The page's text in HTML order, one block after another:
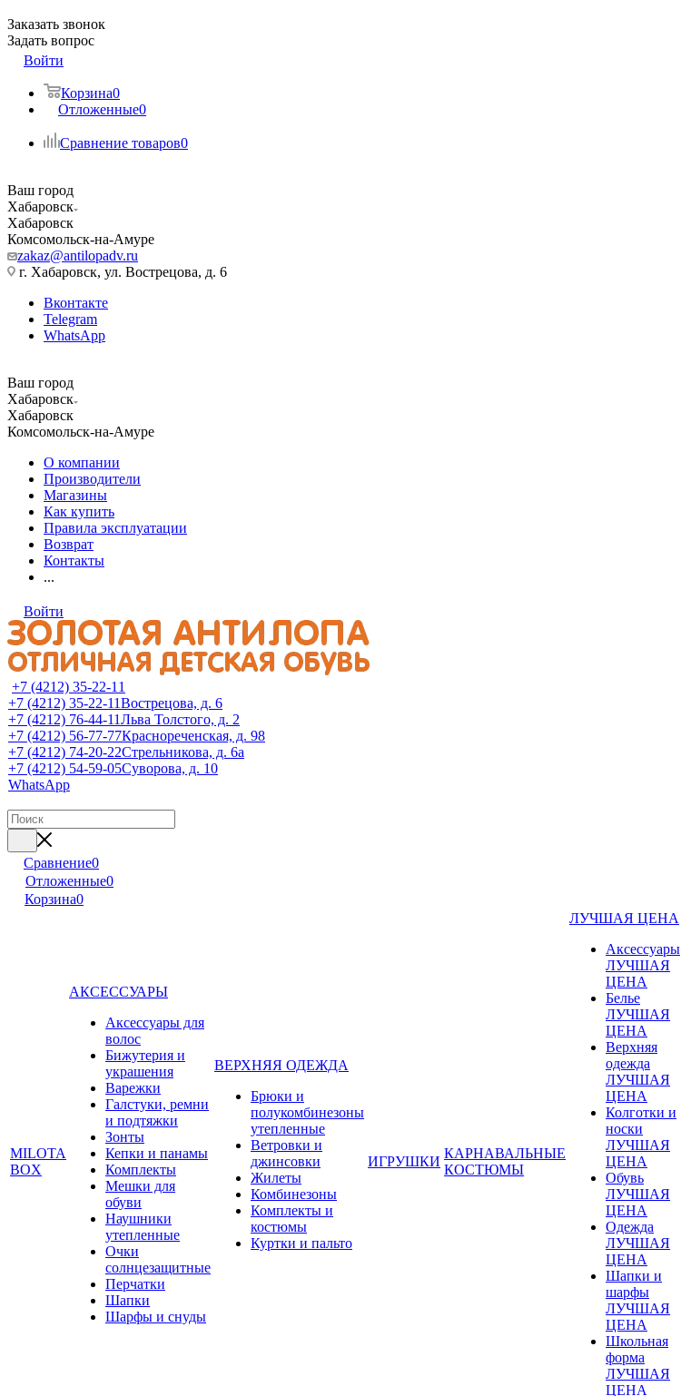
Заказать звонок
Задать вопрос
Войти
Корзина0
Отложенные0
Сравнение товаров0
Ваш город
Хабаровск
Хабаровск
Комсомольск-на-Амуре
zakaz@antilopadv.ru
г. Хабаровск, ул. Вострецова, д. 6
Вконтакте
Telegram
WhatsApp
Ваш город
Хабаровск
Хабаровск
Комсомольск-на-Амуре
О компании
Производители
Магазины
Как купить
Правила эксплуатации
Возврат
Контакты
...
Войти
+7 (4212) 35-22-11
+7 (4212) 35-22-11Вострецова, д. 6
+7 (4212) 76-44-11Льва Толстого, д. 2
+7 (4212) 56-77-77Краснореченская, д. 98
+7 (4212) 74-20-22Стрельникова, д. 6а
+7 (4212) 54-59-05Суворова, д. 10
WhatsApp
Сравнение0
Отложенные0
Корзина0
MILOTA
BOX
АКСЕССУАРЫ
Аксессуары для
волос
Бижутерия и
украшения
Варежки
Галстуки, ремни
и подтяжки
Зонты
Кепки и панамы
Комплекты
Мешки для
обуви
Наушники
утепленные
Очки
солнцезащитные
Перчатки
Шапки
Шарфы и снуды
ВЕРХНЯЯ ОДЕЖДА
Брюки и
полукомбинезоны
утепленные
Ветровки и
джинсовки
Жилеты
Комбинезоны
Комплекты и
костюмы
Куртки и пальто
ИГРУШКИ
КАРНАВАЛЬНЫЕ
КОСТЮМЫ
ЛУЧШАЯ ЦЕНА
Аксессуары
ЛУЧШАЯ
ЦЕНА
Белье
ЛУЧШАЯ
ЦЕНА
Верхняя
одежда
ЛУЧШАЯ
ЦЕНА
Колготки и
носки
ЛУЧШАЯ
ЦЕНА
Обувь
ЛУЧШАЯ
ЦЕНА
Одежда
ЛУЧШАЯ
ЦЕНА
Шапки и
шарфы
ЛУЧШАЯ
ЦЕНА
Школьная
форма
ЛУЧШАЯ
ЦЕНА